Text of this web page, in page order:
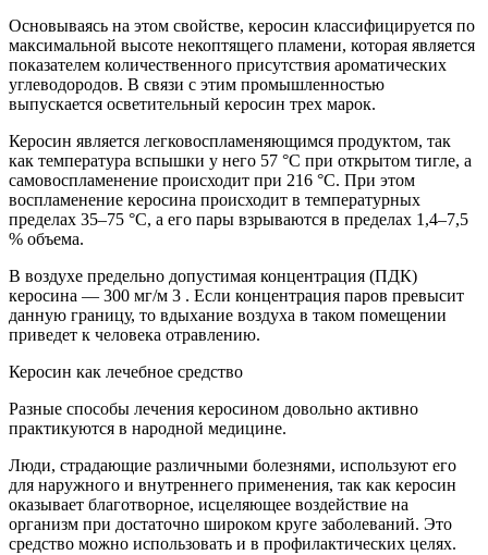
Основываясь на этом свойстве, керосин классифицируется по
максимальной высоте некоптящего пламени, которая является
показателем количественного присутствия ароматических
углеводородов. В связи с этим промышленностью
выпускается осветительный керосин трех марок.
Керосин является легковоспламеняющимся продуктом, так
как температура вспышки у него 57 °С при открытом тигле, а
самовоспламенение происходит при 216 °С. При этом
воспламенение керосина происходит в температурных
пределах 35–75 °С, а его пары взрываются в пределах 1,4–7,5
% объема.
В воздухе предельно допустимая концентрация (ПДК)
керосина — 300 мг/м 3 . Если концентрация паров превысит
данную границу, то вдыхание воздуха в таком помещении
приведет к человека отравлению.
Керосин как лечебное средство
Разные способы лечения керосином довольно активно
практикуются в народной медицине.
Люди, страдающие различными болезнями, используют его
для наружного и внутреннего применения, так как керосин
оказывает благотворное, исцеляющее воздействие на
организм при достаточно широком круге заболеваний. Это
средство можно использовать и в профилактических целях.